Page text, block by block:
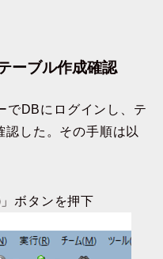
ーブル作成確認
でDBにログインし、テ
認した。その手順は以
ボタンを押下